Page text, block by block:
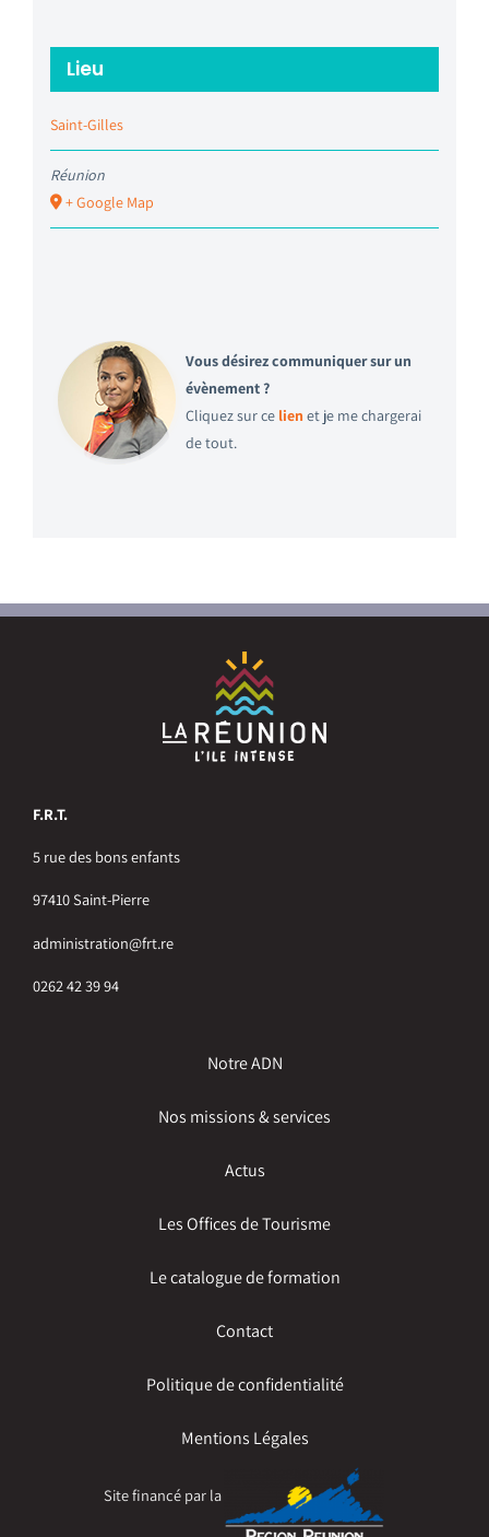
Lieu
Saint-Gilles
Réunion
+ Google Map
Vous désirez communiquer sur un
évènement ?
Cliquez sur ce lien et je me chargerai
de tout.
F.R.T.
5 rue des bons enfants
97410 Saint-Pierre
administration@frt.re
0262 42 39 94
Notre ADN
Nos missions & services
Actus
Les Offices de Tourisme
Le catalogue de formation
Contact
Politique de confidentialité
Mentions Légales
Site financé par la